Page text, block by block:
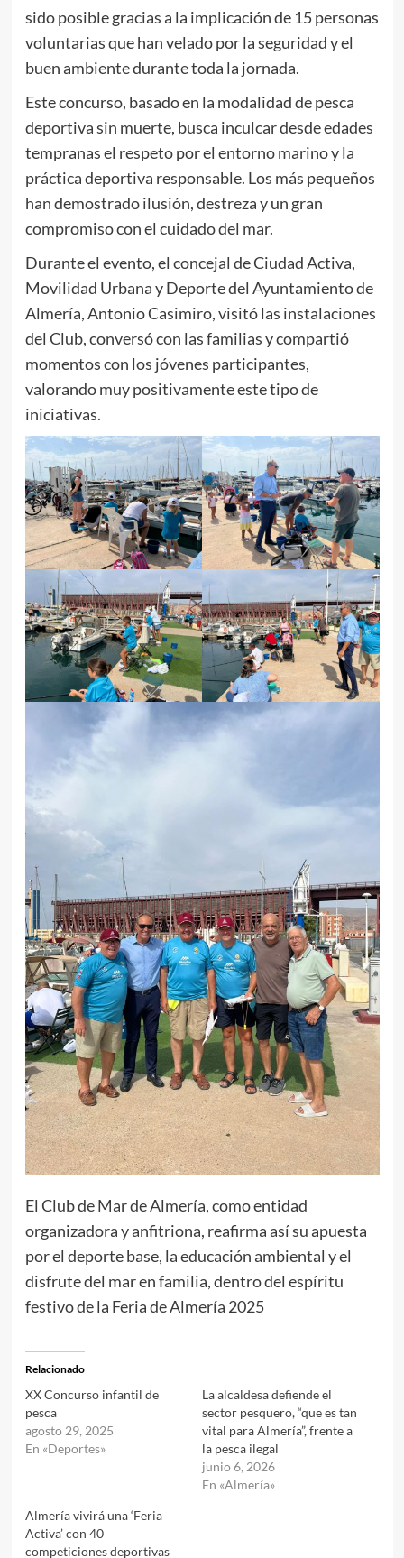
sido posible gracias a la implicación de 15 personas
voluntarias que han velado por la seguridad y el
buen ambiente durante toda la jornada.
Este concurso, basado en la modalidad de pesca
deportiva sin muerte, busca inculcar desde edades
tempranas el respeto por el entorno marino y la
práctica deportiva responsable. Los más pequeños
han demostrado ilusión, destreza y un gran
compromiso con el cuidado del mar.
Durante el evento, el concejal de Ciudad Activa,
Movilidad Urbana y Deporte del Ayuntamiento de
Almería, Antonio Casimiro, visitó las instalaciones
del Club, conversó con las familias y compartió
momentos con los jóvenes participantes,
valorando muy positivamente este tipo de
iniciativas.
El Club de Mar de Almería, como entidad
organizadora y anfitriona, reafirma así su apuesta
por el deporte base, la educación ambiental y el
disfrute del mar en familia, dentro del espíritu
festivo de la Feria de Almería 2025
Relacionado
XX Concurso infantil de
pesca
agosto 29, 2025
En «Deportes»
La alcaldesa defiende el
sector pesquero, “que es tan
vital para Almería”, frente a
la pesca ilegal
junio 6, 2026
En «Almería»
Almería vivirá una ‘Feria
Activa’ con 40
competiciones deportivas